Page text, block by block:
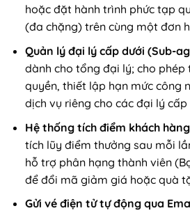
hoặc đặt hành trình phức tạp
(đa chặng) trên cùng một đơn
Quản lý đại lý cấp dưới (Sub-
dành cho tổng đại lý; cho
quyền, thiết lập hạn mức công
dịch vụ riêng cho các đại lý cấp
Hệ thống tích điểm khách
tích lũy điểm thưởng sau mỗi
hỗ trợ phân hạng thành viên
để đổi mã giảm giá hoặc quà
Gửi vé điện tử tự động qua